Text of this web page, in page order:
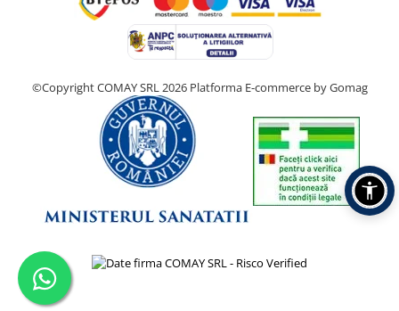
©Copyright COMAY SRL 2026 Platforma E-commerce by Gomag